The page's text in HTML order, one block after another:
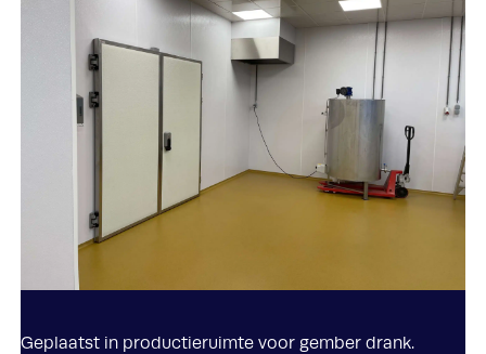
Geplaatst in productieruimte voor gember drank.